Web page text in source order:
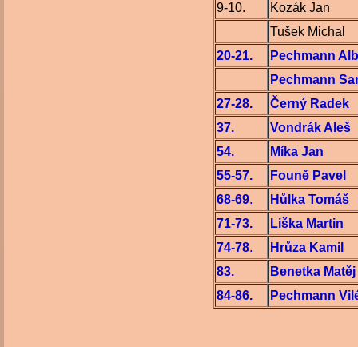
9-10.
Kozák Jan
Tušek Michal
20-21.
Pechmann
Pechmann
27-28.
Černý Radek
37.
Vondrák Aleš
54.
Míka Jan
55-57.
Founě Pavel
68-69.
Hůlka Tomáš
71-73.
Liška Martin
74-78.
Hrůza Kamil
83.
Benetka Matěj
84-86.
Pechmann